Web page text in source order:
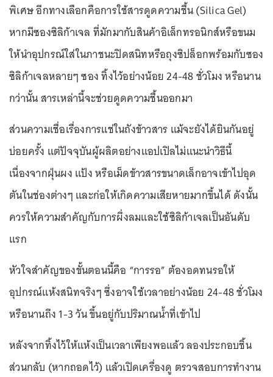
พิเศษ อีกทางเลือกคือการใช้สารดูดความชื้น (Silica Gel)
หากมีซองซิลิก้าเจล ที่มักมากับสินค้าอิเล็กทรอนิกส์หรือขนม
ให้นำอุปกรณ์ใส่ในภาชนะปิดสนิทหรือถุงซิปล็อกพร้อมกับซอง
ซิลิก้าเจลหลายๆ ซอง ทิ้งไว้อย่างน้อย 24-48 ชั่วโมง หรือนาน
กว่านั้น สารเหล่านี้จะช่วยดูดความชื้นออกมา
ส่วนความเชื่อเรื่องการแช่ในถังข้าวสาร แม้จะยังได้ยินกันอยู่
บ่อยครั้ง แต่ปัจจุบันผู้ผลิตอย่างแอปเปิลไม่แนะนำวิธีนี้
เนื่องจากฝุ่นผง แป้ง หรือเม็ดข้าวสารขนาดเล็กอาจเข้าไปอุด
ตันในช่องต่างๆ และก่อให้เกิดความเสียหายมากขึ้นได้ ดังนั้น
ควรให้ความสำคัญกับการผึ่งลมและใช้ซิลิก้าเจลเป็นอันดับ
แรก
หัวใจสำคัญของขั้นตอนนี้คือ “การรอ” ต้องอดทนรอให้
อุปกรณ์แห้งสนิทจริงๆ ซึ่งอาจใช้เวลาอย่างน้อย 24-48 ชั่วโมง
หรือนานถึง 1-3 วัน ขึ้นอยู่กับปริมาณน้ำที่เข้าไป
หลังจากทิ้งไว้ให้แห้งเป็นเวลาเพียงพอแล้ว ลองประกอบชิ้น
ส่วนกลับ (หากถอดไว้) แล้วเปิดเครื่องดู ตรวจสอบการทำงาน